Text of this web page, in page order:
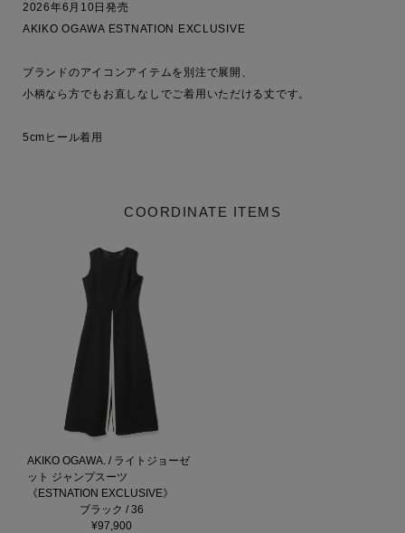
2026年6月10日発売
AKIKO OGAWA ESTNATION EXCLUSIVE
ブランドのアイコンアイテムを別注で展開、
小柄なら方でもお直しなしでご着用いただける丈です。
5cmヒール着用
COORDINATE ITEMS
AKIKO OGAWA. / ライトジョーゼ
ット ジャンプスーツ
《ESTNATION EXCLUSIVE》
ブラック / 36
¥97,900